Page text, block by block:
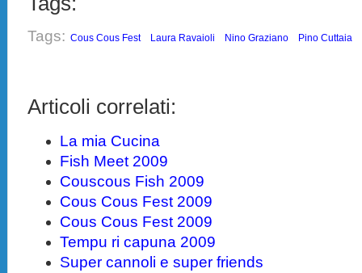
Tags: Cous Cous Fest Laura Ravaioli Nino Graziano Pino Cuttaia
Articoli correlati:
La mia Cucina
Fish Meet 2009
Couscous Fish 2009
Cous Cous Fest 2009
Cous Cous Fest 2009
Tempu ri capuna 2009
Super cannoli e super friends